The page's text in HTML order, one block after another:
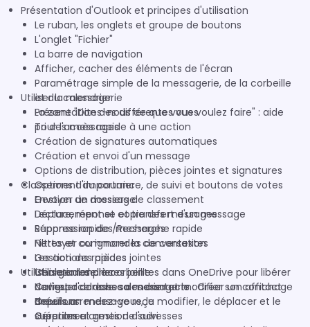
Présentation d'Outlook et principes d'utilisation
Le ruban, les onglets et groupe de boutons
L'onglet "Fichier"
La barre de navigation
Afficher, cacher des éléments de l'écran
Paramétrage simple de la messagerie, de la corbeille
et du calendrier
La zone "Dites-nous ce que vous voulez faire" : aide
pour l'accès rapide à une action
Utiliser la messagerie
Présentation des différentes vues
Tri des messages
Création de signatures automatiques
Création et envoi d'un message
Options de distribution, pièces jointes et signatures
Options d'importance, de suivi et boutons de votes
Envoyer un message
Lecture, réponse et transfert d'un message
Réponse rapide /Recherche rapide
Filtres et commandes de contextes
Gestion des pièces jointes
Charger les pièces jointes dans OneDrive pour libérer
de l'espace dans sa messagerie
Brouillons
Gérer les alarmes de suivi
Classement du courrier
Gestion de dossiers de classement
Déplacement et copie des messages
Suppression des messages
Nettoyer ou ignorer la conversation
Les actions rapides
Utilisation de la corbeille
Carnet d'adresses des contacts : Créer un contact
depuis un message reçu
Création et gestion d'adresses
Utiliser le calendrier
Naviguer dans le calendrier et modifier son affichage
Créer un rendez-vous, le modifier, le déplacer et le
supprimer